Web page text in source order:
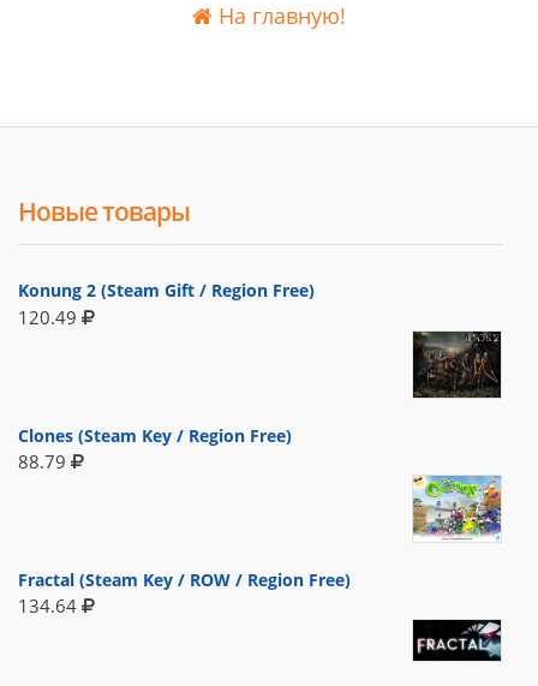
На главную!
Новые товары
Konung 2 (Steam Gift / Region Free)
120.49
Clones (Steam Key / Region Free)
88.79
Fractal (Steam Key / ROW / Region Free)
134.64